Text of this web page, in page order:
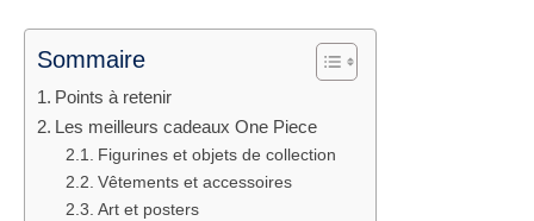
Sommaire
Points à retenir
Les meilleurs cadeaux One Piece
Figurines et objets de collection
Vêtements et accessoires
Art et posters